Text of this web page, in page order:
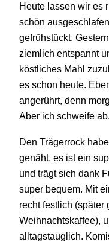
Heute lassen wir es
schön
gefrühstückt.
ziemlich entspannt
köstliches Mahl
es schon heute.
angerührt, denn
Aber ich schweife ab.
Den Trägerrock
genäht, es ist ein
und trägt sich dank
super bequem. Mit
recht festlich (später
Weihnachtskaffee),
alltagstauglich.